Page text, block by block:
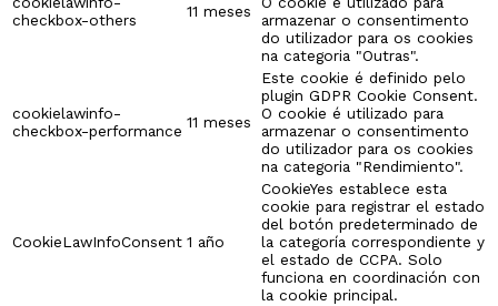
checkbox-others
11 meses
armazenar o consentimento
do utilizador para os cookies
na categoria "Outras".
cookielawinfo-
checkbox-performance 11 meses
Este cookie é definido pelo
plugin GDPR Cookie Consent.
O cookie é utilizado para
armazenar o consentimento
do utilizador para os cookies
na categoria "Rendimiento".
CookieLawInfoConsent 1 año
CookieYes establece esta
cookie para registrar el estado
del botón predeterminado de
la categoría correspondiente y
el estado de CCPA. Solo
funciona en coordinación con
la cookie principal.